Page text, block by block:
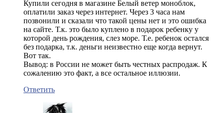
Купили сегодня в магазине Белый ветер моноблок,
оплатили заказ через интернет. Через 3 часа нам
позвонили и сказали что такой цены нет и это ошибка
на сайте. Т.к. это было куплено в подарок ребенку у
которой день рождения, слез море. Т.е. ребенок остался
без подарка, т.к. деньги неизвестно еще когда вернут.
Вот так.
Вывод: в России не может быть честных распродаж. К
сожалению это факт, а все остальное иллюзии.
Ответить